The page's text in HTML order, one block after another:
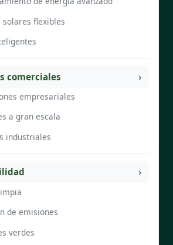
solares flexibles
comerciales
empresariales
a gran escala
industriales
de emisiones
verdes